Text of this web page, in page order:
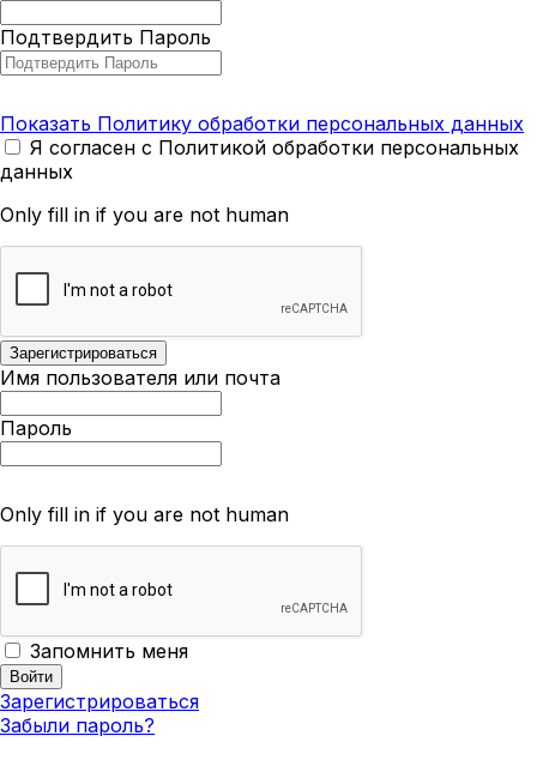
Подтвердить Пароль
Показать Политику обработки персональных данных
Я согласен с Политикой обработки персональных
данных
Only fill in if you are not human
Имя пользователя или почта
Пароль
Only fill in if you are not human
Запомнить меня
Зарегистрироваться
Забыли пароль?